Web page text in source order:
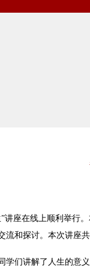
讲座在线上顺利举
流和探讨。本次讲座
学们讲解了人生的意